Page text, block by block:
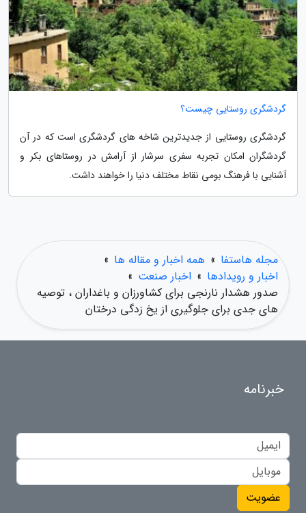
گردشگری روستایی چیست؟
گردشگری روستایی از جدیدترین شاخه های گردشگری است که در آن
گردشگران امکان تجربه سفری سرشار از آرامش در روستاهای بکر و
آشنایی با فرهنگ بومی نقاط مختلف دنیا را خواهند داشت.
مجله هاستفا » همه اخبار و مقاله ها »
اخبار و رویدادها » اخبار صنعت »
صدور هشدار نارنجی برای کشاورزان و باغداران ، توصیه
های جدی برای جلوگیری از یخ زدگی درختان
خبرنامه
عضویت